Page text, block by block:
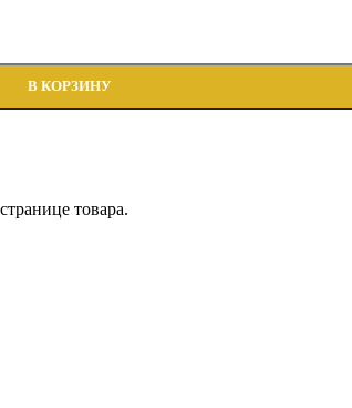
В КОРЗИНУ
товара.